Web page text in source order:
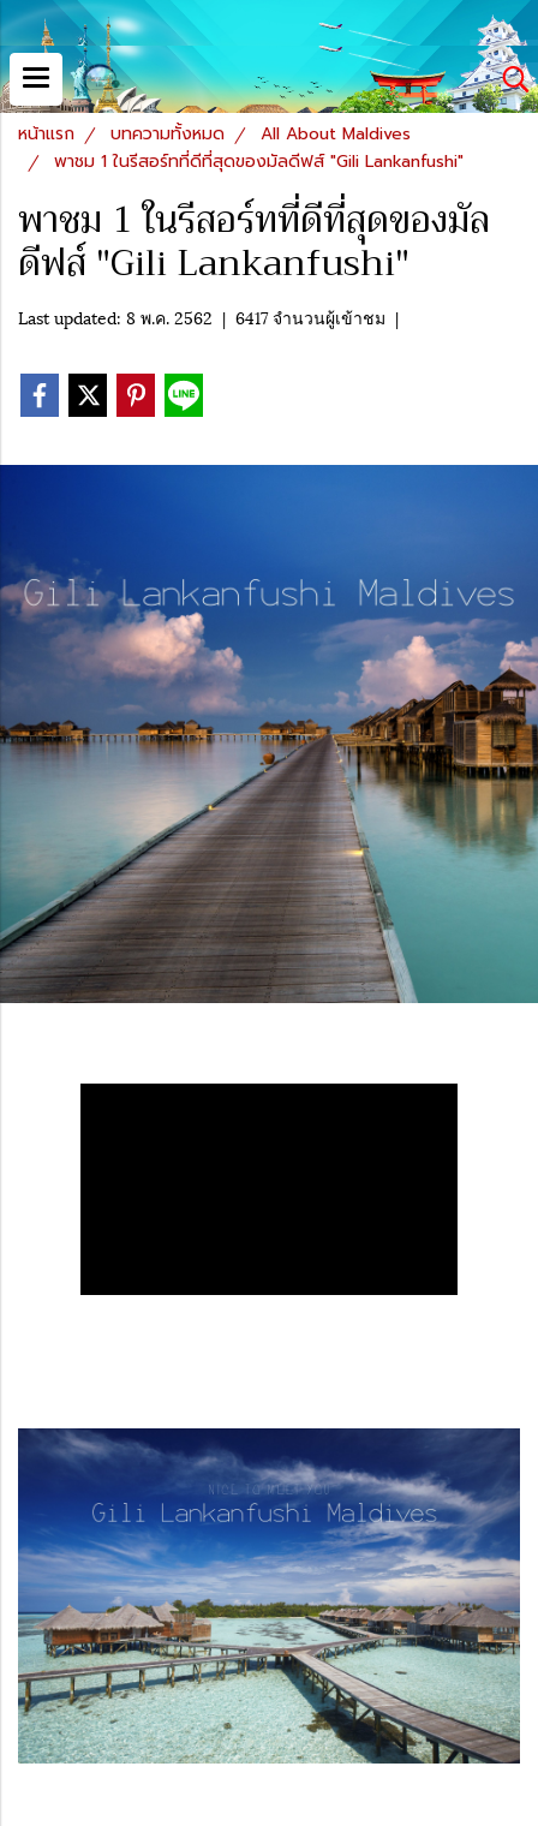
หน้าแรก บทความทั้งหมด
All About Maldives
พาชม 1 ในรีสอร์ทที่ดีที่สุดของมัลดีฟส์ "Gili Lankanfushi"
พาชม 1 ในรีสอร์ทที่ดีที่สุดของมัล
ดีฟส์ "Gili Lankanfushi"
Last updated: 8 พ.ค. 2562 | 6417 จำนวนผู้เข้าชม |